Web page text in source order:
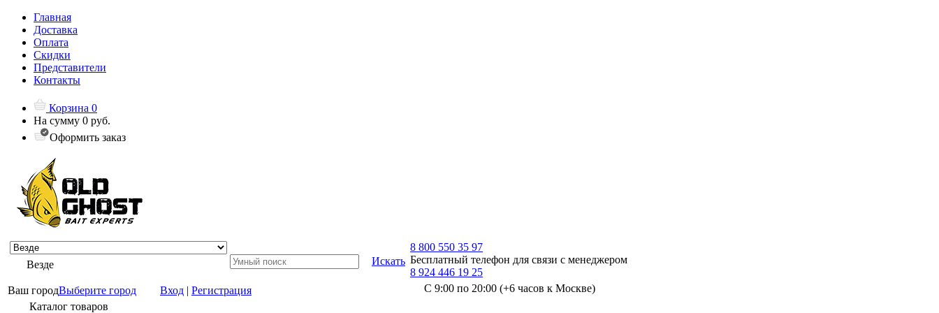
Главная
Доставка
Оплата
Скидки
Представители
Контакты
Корзина 0
На сумму 0 руб.
Оформить заказ
Везде Искать
Ваш городВыберите город Вход | Регистрация
8 800 550 35 97
Бесплатный телефон для связи с менеджером
8 924 446 19 25
С 9:00 по 20:00 (+6 часов к Москве)
Каталог товаров